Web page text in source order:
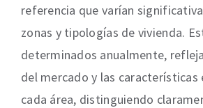
referencia que varían
zonas y tipologías de vivienda.
determinados anualmente,
del mercado y las características
cada área, distinguiendo